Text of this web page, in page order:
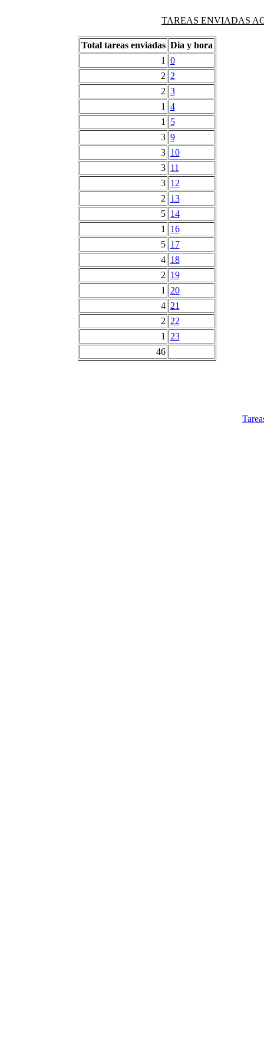
TAREAS ENVIADAS
Total tareas enviadas Dia y hora
1
0
2 2
2 3
1
4
1
5
3 9
3 10
3 11
3 12
2 13
5 14
1
16
5 17
4 18
2 19
1
20
4 21
2 22
1
23
46